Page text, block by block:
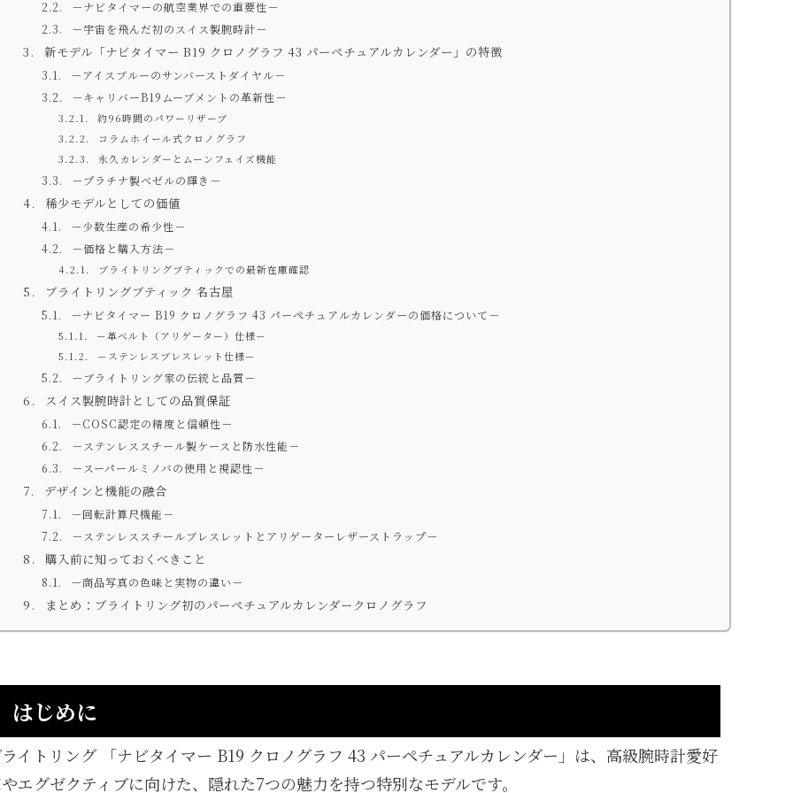
－ナビタイマーの航空業界での重要性－
－宇宙を飛んだ初のスイス製腕時計－
新モデル「ナビタイマー B19 クロノグラフ 43 パーペチュアルカレンダー」の特徴
－アイスブルーのサンバーストダイヤル－
－キャリバーB19ムーブメントの革新性－
約96時間のパワーリザーブ
コラムホイール式クロノグラフ
永久カレンダーとムーンフェイズ機能
－プラチナ製ベゼルの輝き－
稀少モデルとしての価値
－少数生産の希少性－
－価格と購入方法－
ブライトリングブティックでの最新在庫確認
ブライトリングブティック 名古屋
－ナビタイマー B19 クロノグラフ 43 パーペチュアルカレンダーの価格について－
－革ベルト（アリゲーター）仕様－
－ステンレスブレスレット仕様－
－ブライトリング家の伝統と品質－
スイス製腕時計としての品質保証
－COSC認定の精度と信頼性－
－ステンレススチール製ケースと防水性能－
－スーパールミノバの使用と視認性－
デザインと機能の融合
－回転計算尺機能－
－ステンレススチールブレスレットとアリゲーターレザーストラップ－
購入前に知っておくべきこと
－商品写真の色味と実物の違い－
まとめ：ブライトリング初のパーペチュアルカレンダークロノグラフ
はじめに
イトリング 「ナビタイマー B19 クロノグラフ 43 パーペチュアルカレンダー」は、高級腕時計愛好
エグゼクティブに向けた、隠れた7つの魅力を持つ特別なモデルです。